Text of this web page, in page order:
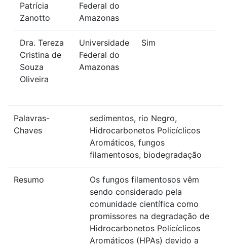
Patrícia
Zanotto
Federal do
Amazonas
Dra. Tereza
Cristina de
Souza
Oliveira
Universidade
Federal do
Amazonas
Sim
Palavras-
Chaves
sedimentos, rio Negro,
Hidrocarbonetos Policíclicos
Aromáticos, fungos
filamentosos, biodegradação
Resumo
Os fungos filamentosos vêm
sendo considerado pela
comunidade científica como
promissores na degradação de
Hidrocarbonetos Policíclicos
Aromáticos (HPAs) devido a